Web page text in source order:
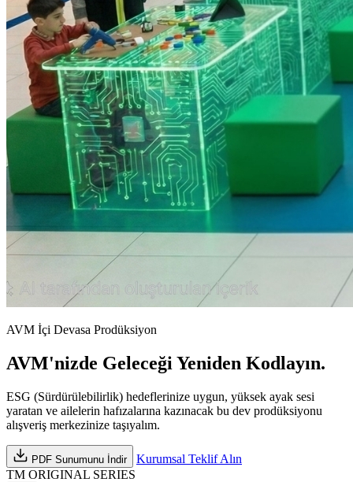
AVM İçi Devasa Prodüksiyon
AVM'nizde Geleceği Yeniden Kodlayın.
ESG (Sürdürülebilirlik) hedeflerinize uygun, yüksek ayak sesi
yaratan ve ailelerin hafızalarına kazınacak bu dev prodüksiyonu
alışveriş merkezinize taşıyalım.
PDF Sunumunu İndir
Kurumsal Teklif Alın
TM ORIGINAL SERIES